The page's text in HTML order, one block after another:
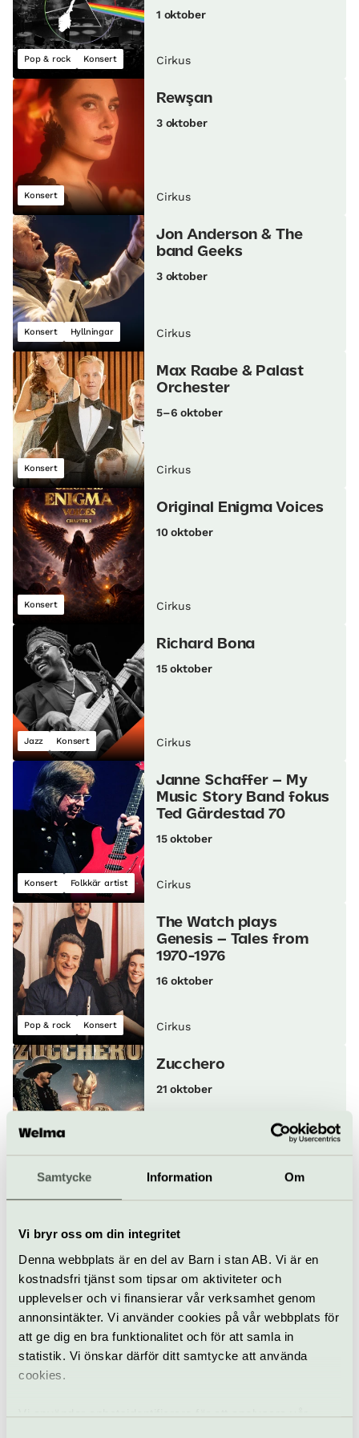
Samtycke Information Om
Vi bryr oss om din integritet
Denna webbplats är en del av Barn i stan AB. Vi är en
kostnadsfri tjänst som tipsar om aktiviteter och
upplevelser och vi finansierar vår verksamhet genom
annonsintäkter. Vi använder cookies på vår webbplats för
att ge dig en bra funktionalitet och för att samla in
statistik. Vi önskar därför ditt samtycke att använda
cookies.
Vi använder enhetsidentifierare för att analysera vår
Pop & rock Konsert
1 oktober
Cirkus
Konsert
Rewşan
3 oktober
Cirkus
Konsert Hyllningar
Jon Anderson & The
band Geeks
3 oktober
Cirkus
Konsert
Max Raabe & Palast
Orchester
5–6 oktober
Cirkus
Konsert
Original Enigma Voices
10 oktober
Cirkus
Jazz Konsert
Richard Bona
15 oktober
Cirkus
Konsert Folkkär artist
Janne Schaffer – My
Music Story Band fokus
Ted Gärdestad 70
15 oktober
Cirkus
Pop & rock Konsert
The Watch plays
Genesis – Tales from
1970-1976
16 oktober
Cirkus
Zucchero
21 oktober
Konsert Världsmusik
YAMATO – The
28 oktober
Cirkus
Alice i Underlandet
Cirkusshow